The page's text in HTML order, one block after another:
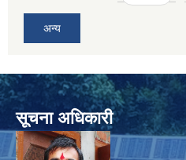
अन्य
सूचना अधिकारी